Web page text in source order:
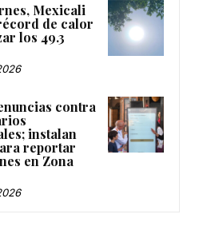
Mexicali
de calor
los 49.3
contra
instalan
reportar
en Zona